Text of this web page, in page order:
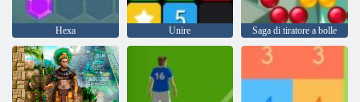
Hexa Unire Saga di tiratore a bolle